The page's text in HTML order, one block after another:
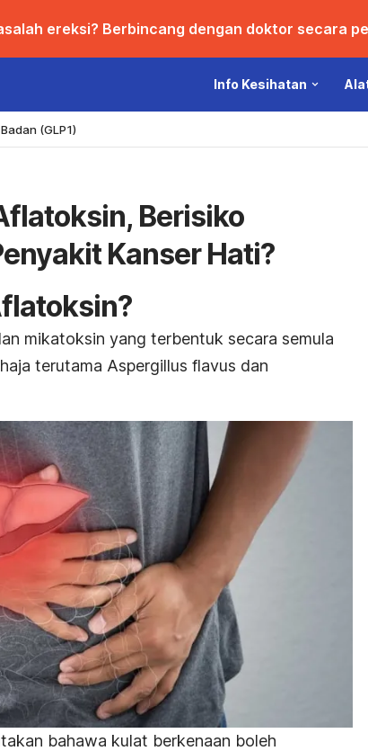
ereksi? Berbincang dengan doktor secara
Info Kesihatan
(GLP1)
Berisiko
Kanser Hati?
mikatoksin yang terbentuk secara semula
terutama Aspergillus flavus dan
bahawa kulat berkenaan boleh